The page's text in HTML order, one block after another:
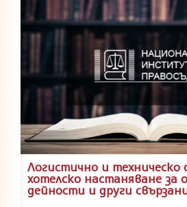
Логистично и техническо
хотелско настаняване за
дейности и други